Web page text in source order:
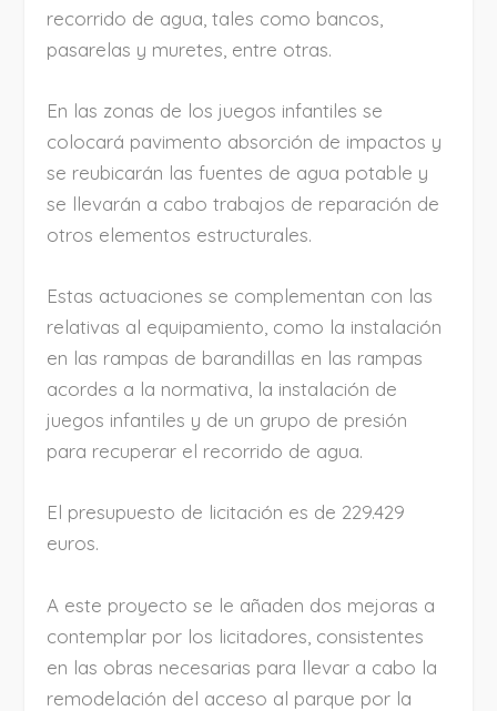
recorrido de agua, tales como bancos,
pasarelas y muretes, entre otras.
En las zonas de los juegos infantiles se
colocará pavimento absorción de impactos y
se reubicarán las fuentes de agua potable y
se llevarán a cabo trabajos de reparación de
otros elementos estructurales.
Estas actuaciones se complementan con las
relativas al equipamiento, como la instalación
en las rampas de barandillas en las rampas
acordes a la normativa, la instalación de
juegos infantiles y de un grupo de presión
para recuperar el recorrido de agua.
El presupuesto de licitación es de 229.429
euros.
A este proyecto se le añaden dos mejoras a
contemplar por los licitadores, consistentes
en las obras necesarias para llevar a cabo la
remodelación del acceso al parque por la